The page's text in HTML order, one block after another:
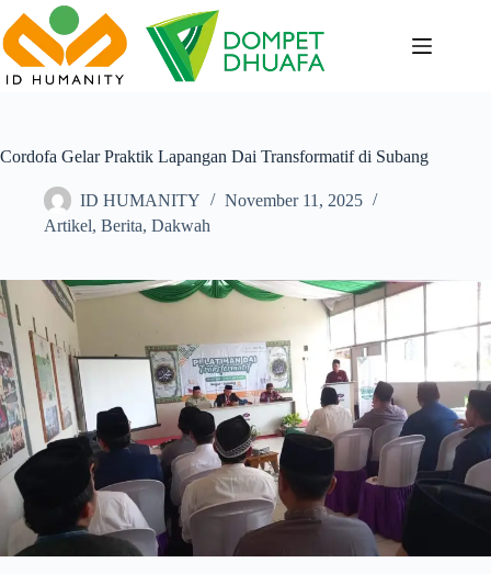
to
content
Cordofa Gelar Praktik Lapangan Dai Transformatif di Subang
ID HUMANITY
November 11, 2025
Artikel, Berita, Dakwah